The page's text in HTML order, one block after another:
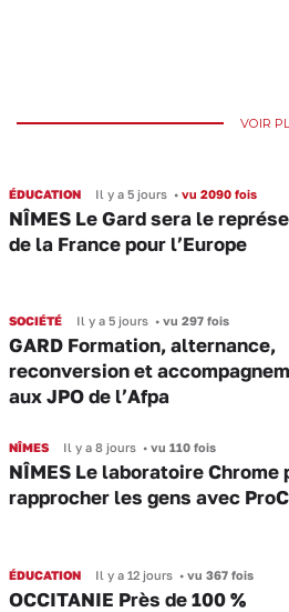
VOIR
ÉDUCATION Il y a 5 jours •vu 2090 fois
NÎMES Le Gard sera le
de la France pour l’Europe
SOCIÉTÉ Il y a 5 jours •vu 297 fois
GARD Formation, alternance,
reconversion et
aux JPO de l’Afpa
NÎMES Il y a 8 jours •vu 110 fois
NÎMES Le laboratoire Chrome
rapprocher les gens avec
ÉDUCATION Il y a 12 jours •vu 367 fois
OCCITANIE Près de 100 %